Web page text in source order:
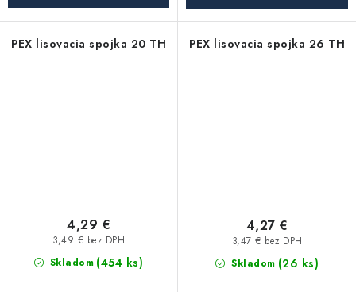
PEX lisovacia spojka 20 TH
Skladom (454 ks)
3,49 € bez DPH
4,29 €
PEX lisovacia spojka 26 TH
Skladom (26 ks)
3,47 € bez DPH
4,27 €